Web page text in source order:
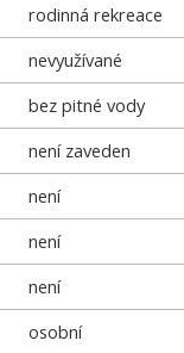
rodinná rekreace
nevyužívané
bez pitné vody
není zaveden
není
není
není
osobní